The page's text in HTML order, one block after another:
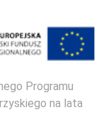
Programu
na lata